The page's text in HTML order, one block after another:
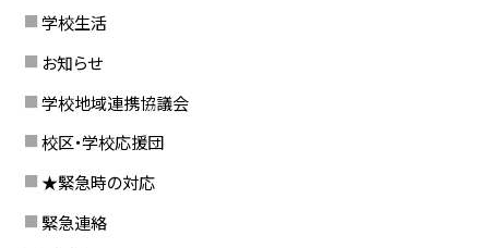
学校生活
お知らせ
学校地域連携協議会
校区・学校応援団
★緊急時の対応
緊急連絡